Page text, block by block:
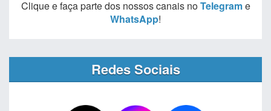
Clique e faça parte dos nossos canais noTelegrame
WhatsApp!
Redes Sociais